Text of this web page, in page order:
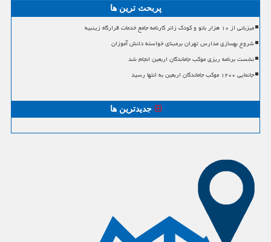
پربحث ترین ها
میزبانی از ۱۰ هزار بانو و کودک زائر کارنامه جامع خدمات قرارگاه زینبیه
شروع بهسازی مدارس تهران برمبنای خواسته دانش آموزان
نشست برنامه ریزی موکب جاماندگان اربعین انجام شد
جانمایی ۱۲۰۰ موکب جاماندگان اربعین به انتها رسید
جدیدترین ها